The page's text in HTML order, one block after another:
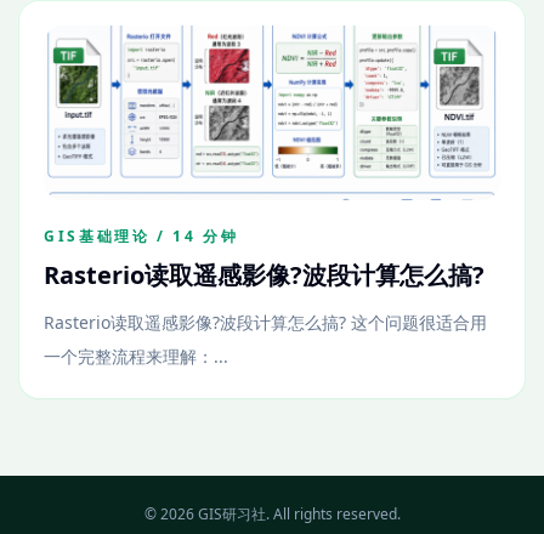
GIS基础理论 / 14 分钟
Rasterio读取遥感影像?波段计算怎么搞?
Rasterio读取遥感影像?波段计算怎么搞? 这个问题很适合用
一个完整流程来理解：...
© 2026 GIS研习社. All rights reserved.